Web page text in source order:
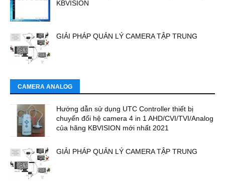
KBVISION
GIẢI PHÁP QUẢN LÝ CAMERA TẬP TRUNG
CAMERA ANALOG
Hướng dẫn sử dụng UTC Controller thiết bị
chuyển đổi hệ camera 4 in 1 AHD/CVI/TVI/Analog
của hãng KBVISION mới nhất 2021
GIẢI PHÁP QUẢN LÝ CAMERA TẬP TRUNG